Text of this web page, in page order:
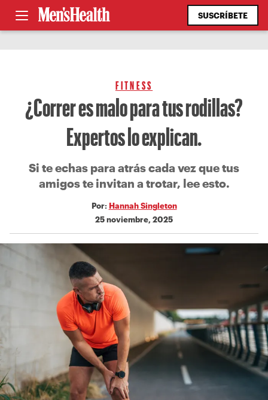
SUSCRÍBETE
FITNESS
¿Correr es malo para tus rodillas?
Expertos lo explican.
Si te echas para atrás cada vez que tus
amigos te invitan a trotar, lee esto.
Por: Hannah Singleton
25 noviembre, 2025